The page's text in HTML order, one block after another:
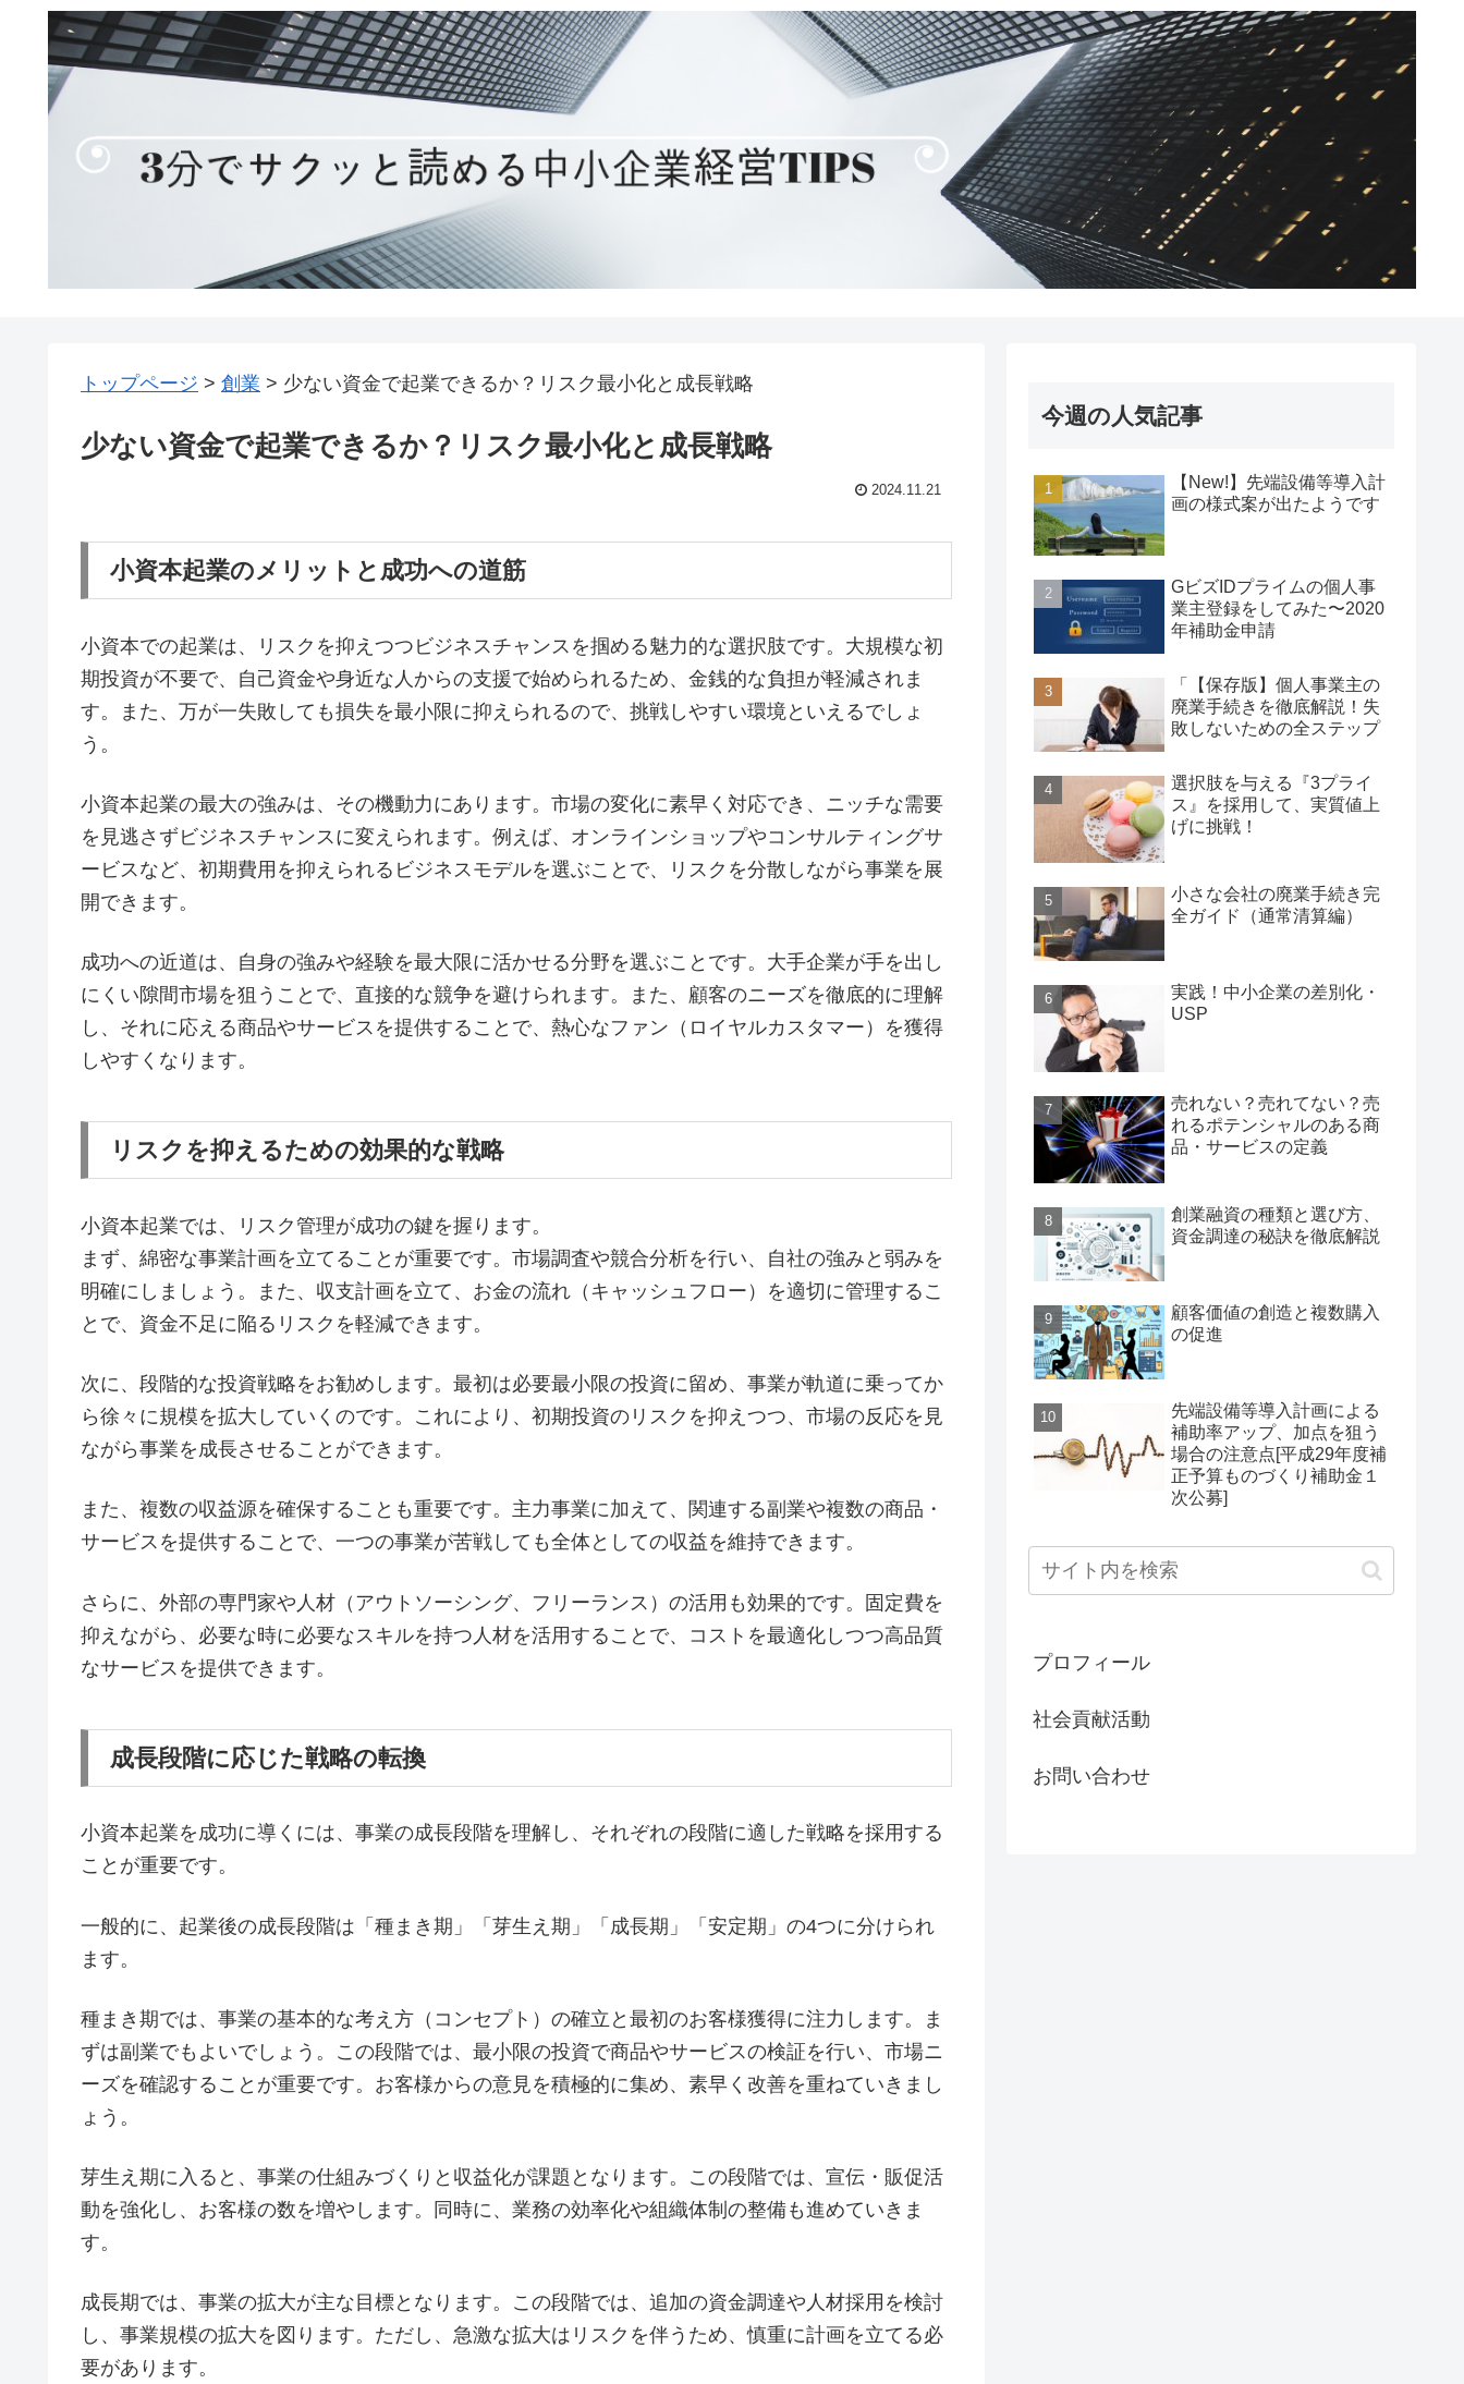
トップページ > 創業 > 少ない資金で起業できるか？リスク最小化と成長戦略
少ない資金で起業できるか？リスク最小化と成長戦略
2024.11.21
小資本起業のメリットと成功への道筋
小資本での起業は、リスクを抑えつつビジネスチャンスを掴める魅力的な選択肢です。大規模な初
期投資が不要で、自己資金や身近な人からの支援で始められるため、金銭的な負担が軽減されま
す。また、万が一失敗しても損失を最小限に抑えられるので、挑戦しやすい環境といえるでしょ
う。
小資本起業の最大の強みは、その機動力にあります。市場の変化に素早く対応でき、ニッチな需要
を見逃さずビジネスチャンスに変えられます。例えば、オンラインショップやコンサルティングサ
ービスなど、初期費用を抑えられるビジネスモデルを選ぶことで、リスクを分散しながら事業を展
開できます。
成功への近道は、自身の強みや経験を最大限に活かせる分野を選ぶことです。大手企業が手を出し
にくい隙間市場を狙うことで、直接的な競争を避けられます。また、顧客のニーズを徹底的に理解
し、それに応える商品やサービスを提供することで、熱心なファン（ロイヤルカスタマー）を獲得
しやすくなります。
リスクを抑えるための効果的な戦略
小資本起業では、リスク管理が成功の鍵を握ります。
まず、綿密な事業計画を立てることが重要です。市場調査や競合分析を行い、自社の強みと弱みを
明確にしましょう。また、収支計画を立て、お金の流れ（キャッシュフロー）を適切に管理するこ
とで、資金不足に陥るリスクを軽減できます。
次に、段階的な投資戦略をお勧めします。最初は必要最小限の投資に留め、事業が軌道に乗ってか
ら徐々に規模を拡大していくのです。これにより、初期投資のリスクを抑えつつ、市場の反応を見
ながら事業を成長させることができます。
また、複数の収益源を確保することも重要です。主力事業に加えて、関連する副業や複数の商品・
サービスを提供することで、一つの事業が苦戦しても全体としての収益を維持できます。
さらに、外部の専門家や人材（アウトソーシング、フリーランス）の活用も効果的です。固定費を
抑えながら、必要な時に必要なスキルを持つ人材を活用することで、コストを最適化しつつ高品質
なサービスを提供できます。
成長段階に応じた戦略の転換
小資本起業を成功に導くには、事業の成長段階を理解し、それぞれの段階に適した戦略を採用する
ことが重要です。
一般的に、起業後の成長段階は「種まき期」「芽生え期」「成長期」「安定期」の4つに分けられ
ます。
種まき期では、事業の基本的な考え方（コンセプト）の確立と最初のお客様獲得に注力します。ま
ずは副業でもよいでしょう。この段階では、最小限の投資で商品やサービスの検証を行い、市場ニ
ーズを確認することが重要です。お客様からの意見を積極的に集め、素早く改善を重ねていきまし
ょう。
芽生え期に入ると、事業の仕組みづくりと収益化が課題となります。この段階では、宣伝・販促活
動を強化し、お客様の数を増やします。同時に、業務の効率化や組織体制の整備も進めていきま
す。
成長期では、事業の拡大が主な目標となります。この段階では、追加の資金調達や人材採用を検討
し、事業規模の拡大を図ります。ただし、急激な拡大はリスクを伴うため、慎重に計画を立てる必
要があります。
今週の人気記事
【New!】先端設備等導入計
画の様式案が出たようです
GビズIDプライムの個人事
業主登録をしてみた〜2020
年補助金申請
「【保存版】個人事業主の
廃業手続きを徹底解説！失
敗しないための全ステップ
選択肢を与える『3プライ
ス』を採用して、実質値上
げに挑戦！
小さな会社の廃業手続き完
全ガイド（通常清算編）
実践！中小企業の差別化・
USP
売れない？売れてない？売
れるポテンシャルのある商
品・サービスの定義
創業融資の種類と選び方、
資金調達の秘訣を徹底解説
顧客価値の創造と複数購入
の促進
先端設備等導入計画による
補助率アップ、加点を狙う
場合の注意点[平成29年度補
正予算ものづくり補助金１
次公募]
プロフィール
社会貢献活動
お問い合わせ